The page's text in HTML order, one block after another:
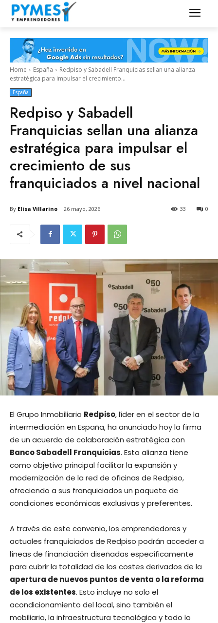
Home España
Redpiso y Sabadell Franquicias sellan una alianza
estratégica para impulsar el crecimiento...
España
Redpiso y Sabadell
Franquicias sellan una alianza
estratégica para impulsar el
crecimiento de sus
franquiciados a nivel nacional
By Elisa Villarino 26 mayo, 2026 0
33
El Grupo Inmobiliario Redpiso, líder en el sector de la
intermediación en España, ha anunciado hoy la firma
de un acuerdo de colaboración estratégica con
Banco Sabadell Franquicias. Esta alianza tiene
como objetivo principal facilitar la expansión y
modernización de la red de oficinas de Redpiso,
ofreciendo a sus franquiciados un paquete de
condiciones económicas exclusivas y preferentes.
A través de este convenio, los emprendedores y
actuales franquiciados de Redpiso podrán acceder a
líneas de financiación diseñadas específicamente
para cubrir la totalidad de los costes derivados de la
apertura de nuevos puntos de venta o la reforma
de los existentes. Esto incluye no solo el
acondicionamiento del local, sino también el
mobiliario, la infraestructura tecnológica y todo lo